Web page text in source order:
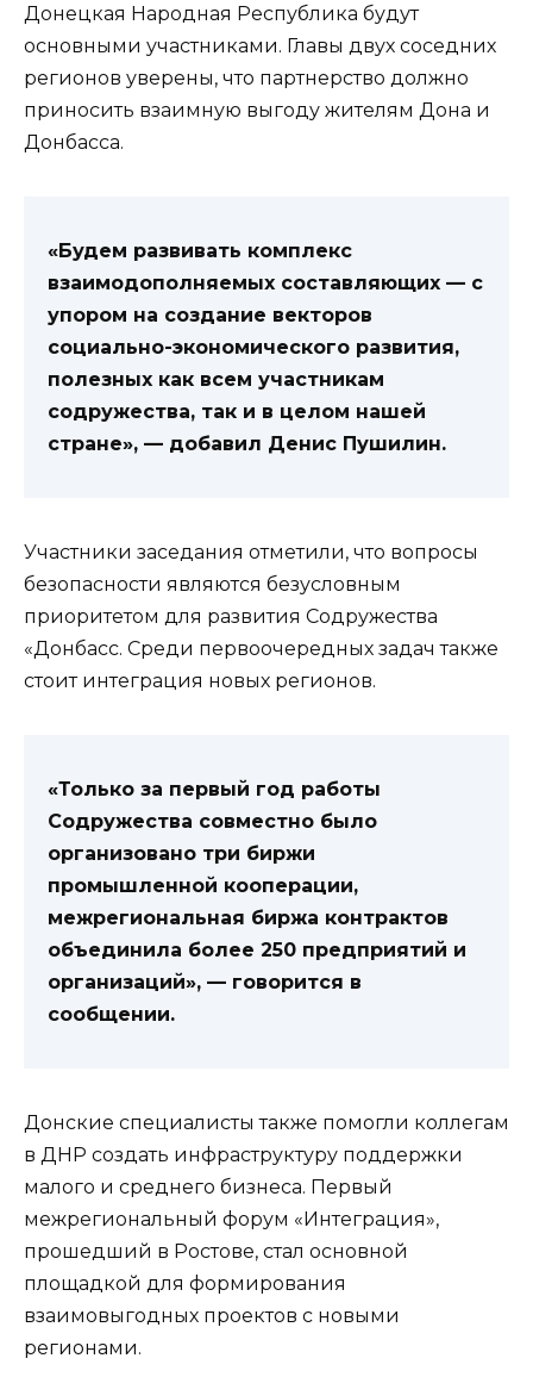
Донецкая Народная Республика будут
основными участниками. Главы двух соседних
регионов уверены, что партнерство должно
приносить взаимную выгоду жителям Дона и
Донбасса.
«Будем развивать комплекс
взаимодополняемых составляющих — с
упором на создание векторов
социально-экономического развития,
полезных как всем участникам
содружества, так и в целом нашей
стране», — добавил Денис Пушилин.
Участники заседания отметили, что вопросы
безопасности являются безусловным
приоритетом для развития Содружества
«Донбасс. Среди первоочередных задач также
стоит интеграция новых регионов.
«Только за первый год работы
Содружества совместно было
организовано три биржи
промышленной кооперации,
межрегиональная биржа контрактов
объединила более 250 предприятий и
организаций», — говорится в
сообщении.
Донские специалисты также помогли коллегам
в ДНР создать инфраструктуру поддержки
малого и среднего бизнеса. Первый
межрегиональный форум «Интеграция»,
прошедший в Ростове, стал основной
площадкой для формирования
взаимовыгодных проектов с новыми
регионами.